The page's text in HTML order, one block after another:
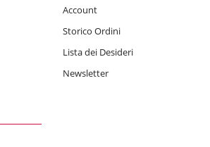
Account
Storico Ordini
Lista dei Desideri
Newsletter